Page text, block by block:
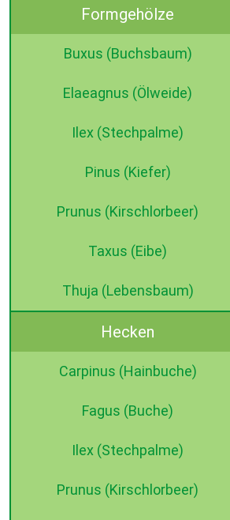
Formgehölze
Buxus (Buchsbaum)
Elaeagnus (Ölweide)
Ilex (Stechpalme)
Pinus (Kiefer)
Prunus (Kirschlorbeer)
Taxus (Eibe)
Thuja (Lebensbaum)
Hecken
Carpinus (Hainbuche)
Fagus (Buche)
Ilex (Stechpalme)
Prunus (Kirschlorbeer)